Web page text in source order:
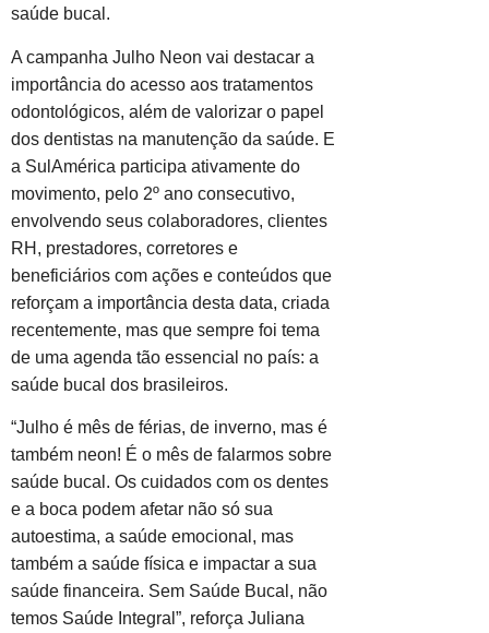
saúde bucal.
A campanha Julho Neon vai destacar a
importância do acesso aos tratamentos
odontológicos, além de valorizar o papel
dos dentistas na manutenção da saúde. E
a SulAmérica participa ativamente do
movimento, pelo 2º ano consecutivo,
envolvendo seus colaboradores, clientes
RH, prestadores, corretores e
beneficiários com ações e conteúdos que
reforçam a importância desta data, criada
recentemente, mas que sempre foi tema
de uma agenda tão essencial no país: a
saúde bucal dos brasileiros.
“Julho é mês de férias, de inverno, mas é
também neon! É o mês de falarmos sobre
saúde bucal. Os cuidados com os dentes
e a boca podem afetar não só sua
autoestima, a saúde emocional, mas
também a saúde física e impactar a sua
saúde financeira. Sem Saúde Bucal, não
temos Saúde Integral”, reforça Juliana